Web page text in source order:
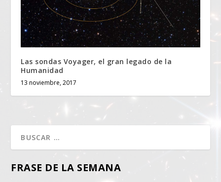
Las sondas Voyager, el gran legado de la
Humanidad
13 noviembre, 2017
FRASE DE LA SEMANA